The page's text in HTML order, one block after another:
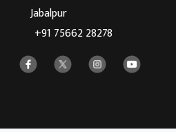
Jabalpur
+91 75662 28278